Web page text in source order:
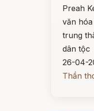
Preah
văn
trung
dân tộc
26-04-
Thần